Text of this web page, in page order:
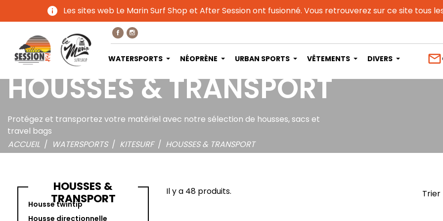
info Les sites web Le Marin Surf Shop et After Session ont fusionné. Vous retrouverez sur ce site tous
WATERSPORTS NÉOPRÈNE URBAN SPORTS VÊTEMENTS DIVERS mail_outline
HOUSSES & TRANSPORT
Protégez et transportez votre matériel avec notre sélection de housses, sacs et
travel bags
ACCUEIL
WATERSPORTS KITESURF HOUSSES & TRANSPORT
HOUSSES &
TRANSPORT
Housse twintip
Housse directionnelle
Il y a 48 produits. Trier